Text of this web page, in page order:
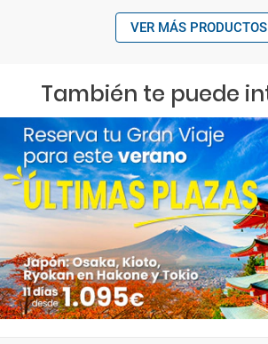
VER MÁS PRODUCTOS
También te puede